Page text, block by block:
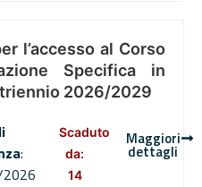
l’accesso al Corso
Specifica in
2026/2029
:
Scaduto
da:
14
Maggiori
dettagli